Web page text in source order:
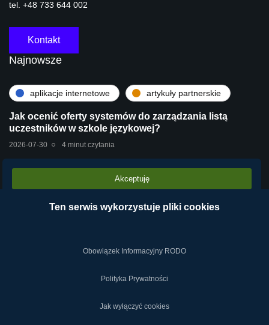
tel. +48 733 644 002
Kontakt
Najnowsze
aplikacje internetowe artykuły partnerskie
Jak ocenić oferty systemów do zarządzania listą
uczestników w szkole językowej?
2026-07-30 4 minut czytania
technologie
Stara centrala vs Wirtualna Centrala Telefoniczna
Akceptuję
Ten serwis wykorzystuje pliki cookies
Obowiązek Informacyjny RODO
Polityka Prywatności
Jak wyłączyć cookies